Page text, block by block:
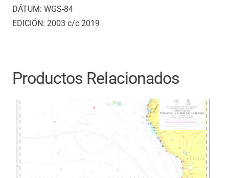
DÁTUM: WGS-84
EDICIÓN: 2003 c/c 2019
Productos Relacionados